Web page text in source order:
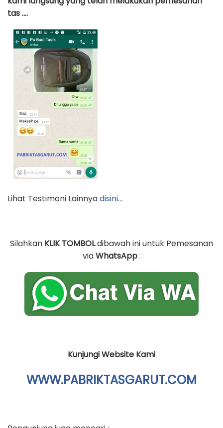
tas ….
Lihat Testimoni Lainnyadisini…
Silahkan KLIK TOMBOLdibawah ini untuk Pemesanan
viaWhatsApp:
Kunjungi Website Kami
WWW.PABRIKTASGARUT.COM